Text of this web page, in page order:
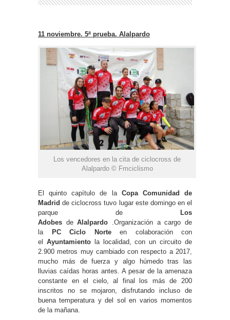
11 noviembre. 5ª prueba. Alalpardo
Los vencedores en la cita de ciclocross de
Alalpardo © Fmciclismo
El quinto capítulo de la Copa Comunidad de
Madrid de ciclocross tuvo lugar este domingo en el
parque de
Los
Adobes deAlalpardo .Organización a cargo de
la
PC Ciclo Norteen colaboración con
el Ayuntamientola localidad, con un circuito de
2.900 metros muy cambiado con respecto a 2017,
mucho más de fuerza y algo húmedo tras las
lluvias caídas horas antes. A pesar de la amenaza
constante en el cielo, al final los más de 200
inscritos no se mojaron, disfrutando incluso de
buena temperatura y del sol en varios momentos
de la mañana.